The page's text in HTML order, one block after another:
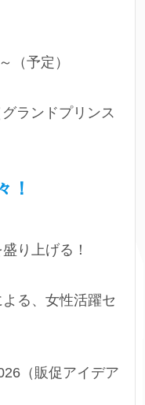
（予定）
ランドプリンス
！
り上げる！
る、女性活躍セ
（販促アイデア